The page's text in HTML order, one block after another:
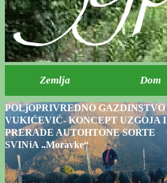
POLjOPRIVREDNO GAZDINSTVO
VUKIĆEVIĆ- KONCEPT UZGOJA I
PRERADE AUTOHTONE SORTE
SVINjA „Moravke“
Zemlja Dom